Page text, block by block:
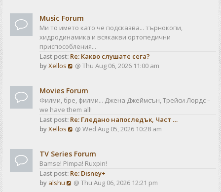
s
t
p
o
s
w
t
h
e
l
a
s
t
p
o
s
Music Forum
Ми то името като че подсказва... търнокопи,
хидродинамика и всякакви ортопедични
приспособления...
Last post: Re: Какво слушате сега?
byXellos
V
w
t
h
e
t
e
s
t
p
@ Thu Aug 06, 2026 11:00 am
Movies Forum
Филми, бре, филми... Джена Джеймсън, Трейси Лордс –
we have them all!
Last post: Re: Гледано напоследък, Част …
byXellos
V
w
t
h
e
@ Wed Aug 05, 2026 10:28 am
TV Series Forum
Bamse! Pimpa! Ruxpin!
Last post: Re: Disney+
by alshu
V@ Thu Aug 06, 2026 12:21 pm